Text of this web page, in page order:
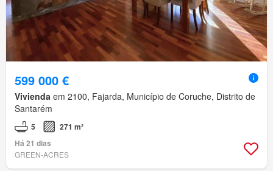
599 000 €
Vivienda em 2100, Fajarda, Município de Coruche, Distrito de
Santarém
5
271 m²
Há 21 dias
GREEN-ACRES